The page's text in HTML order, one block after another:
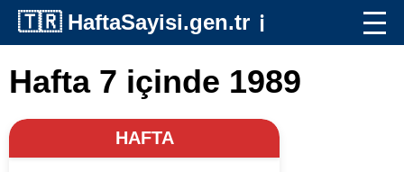
🇹🇷 HaftaSayisi.gen.tr ℹ️
Hafta 7 içinde 1989
HAFTA